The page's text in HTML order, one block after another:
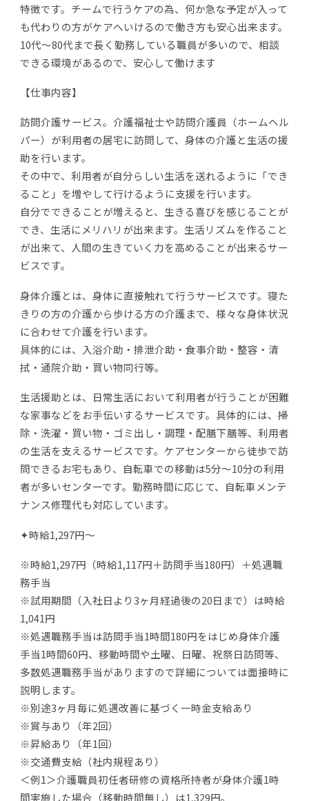
特徴です。チームで行うケアの為、何か急な予定が入って
も代わりの方がケアへいけるので働き方も安心出来ます。
10代～80代まで長く勤務している職員が多いので、相談
できる環境があるので、安心して働けます
【仕事内容】
訪問介護サービス。介護福祉士や訪問介護員（ホームヘル
パー）が利用者の居宅に訪問して、身体の介護と生活の援
助を行います。
その中で、利用者が自分らしい生活を送れるように「でき
ること」を増やして行けるように支援を行います。
自分でできることが増えると、生きる喜びを感じることが
でき、生活にメリハリが出来ます。生活リズムを作ること
が出来て、人間の生きていく力を高めることが出来るサー
ビスです。
身体介護とは、身体に直接触れて行うサービスです。寝た
きりの方の介護から歩ける方の介護まで、様々な身体状況
に合わせて介護を行います。
具体的には、入浴介助・排泄介助・食事介助・整容・清
拭・通院介助・買い物同行等。
生活援助とは、日常生活において利用者が行うことが困難
な家事などをお手伝いするサービスです。具体的には、掃
除・洗濯・買い物・ゴミ出し・調理・配膳下膳等、利用者
の生活を支えるサービスです。ケアセンターから徒歩で訪
問できるお宅もあり、自転車での移動は5分～10分の利用
者が多いセンターです。勤務時間に応じて、自転車メンテ
ナンス修理代も対応しています。
✦時給1,297円〜
※時給1,297円（時給1,117円＋訪問手当180円）＋処遇職
務手当
※試用期間（入社日より3ヶ月経過後の20日まで）は時給
1,041円
※処遇職務手当は訪問手当1時間180円をはじめ身体介護
手当1時間60円、移動時間や土曜、日曜、祝祭日訪問等、
多数処遇職務手当がありますので詳細については面接時に
説明します。
※別途3ヶ月毎に処遇改善に基づく一時金支給あり
※賞与あり（年2回）
※昇給あり（年1回）
※交通費支給（社内規程あり）
＜例1＞介護職員初任者研修の資格所持者が身体介護1時
間実施した場合（移動時間無し）は1,329円。